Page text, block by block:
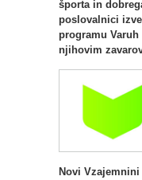
športa in
poslovalnici
programu
njihovim
Novi